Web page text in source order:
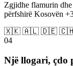
Zgjidhe flamurin
përfshirë Kosovën
🇽🇰 🇦🇱 🇩🇪
04
Një llogari, çdo